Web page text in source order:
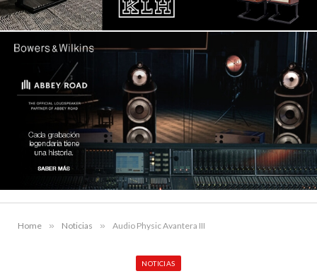
Home » Noticias » Audio Physic Avantera III
NOTICIAS